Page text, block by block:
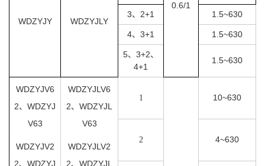
WDZYJY WDZYJLY
0.6/1
3、2+1 1.5~630
4、3+1 1.5~630
5、3+2、
4+1
1.5~630
WDZYJV6
2、WDZYJ
V63
WDZYJV2
2、WDZYJ
WDZYJLV6
2、WDZYJL
V63
WDZYJLV2
2、WDZYJL
1 10~630
2 4~630